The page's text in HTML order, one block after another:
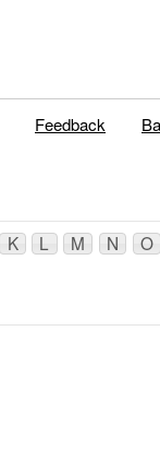
Feedback
K L M N O